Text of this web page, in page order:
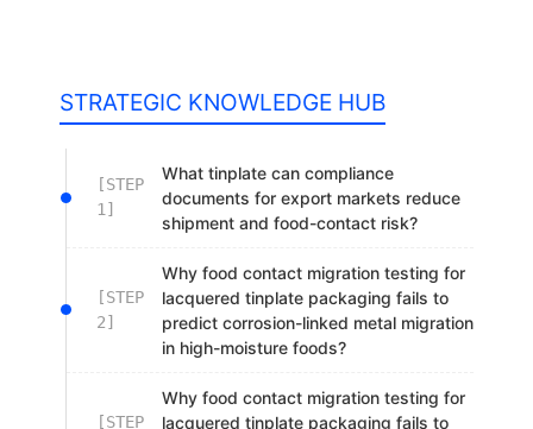
STRATEGIC KNOWLEDGE HUB
[STEP
1]
What tinplate can compliance
documents for export markets reduce
shipment and food-contact risk?
[STEP
2]
Why food contact migration testing for
lacquered tinplate packaging fails to
predict corrosion-linked metal migration
in high-moisture foods?
[STEP
Why food contact migration testing for
lacquered tinplate packaging fails to